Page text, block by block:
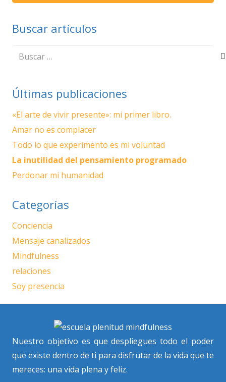
Buscar artículos
Últimas publicaciones
«El arte de vivir presente»: mi primer libro.
Amar no es complacer
Todo lo que experimento es mi voluntad
La inutilidad del pensamiento programado
Perdonar mi humanidad
Categorías
Conciencia
Mensaje canalizados
Mindfulness
relaciones
Soy presencia
Nuestro objetivo es que despliegues todo el poder
que existe dentro de ti para disfrutar de la vida que te
mereces: una vida plena y feliz.